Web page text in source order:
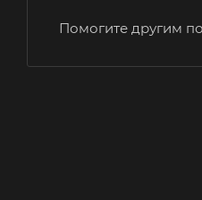
Помогите другим